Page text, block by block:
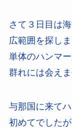
さて３日目は
広範囲を探し
単体のハンマ
群れには会えま
与那国に来て
初めてでしたが